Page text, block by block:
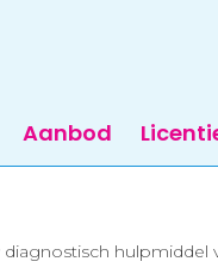
Aanbod
diagnostisch